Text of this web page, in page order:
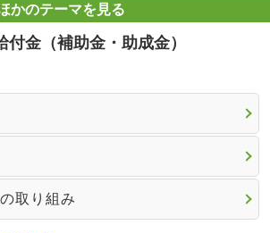
かのテーマを見る
金（補助金・助成金）
取り組み